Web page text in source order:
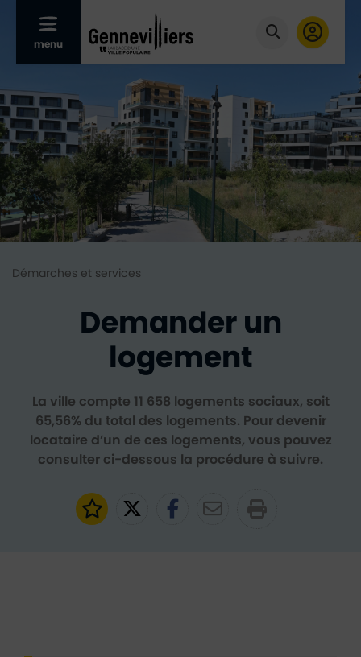
Afficher le menu mobile
menu Cliquer
Démarches et services
Demander un
logement
La ville compte 11 658 logements sociaux, soit
65,56% du total des logements. Pour devenir
locataire d’un de ces logements, vous pouvez
consulter ci-dessous la procédure à suivre.
Ajouter aux favoris
Partager sur Twitter
Partager sur
Partager par